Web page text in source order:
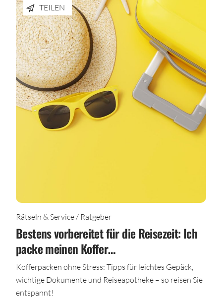
TEILEN
Rätseln & Service / Ratgeber
Bestens vorbereitet für die Reisezeit: Ich
packe meinen Koffer…
Kofferpacken ohne Stress: Tipps für leichtes Gepäck,
wichtige Dokumente und Reiseapotheke – so reisen Sie
entspannt!